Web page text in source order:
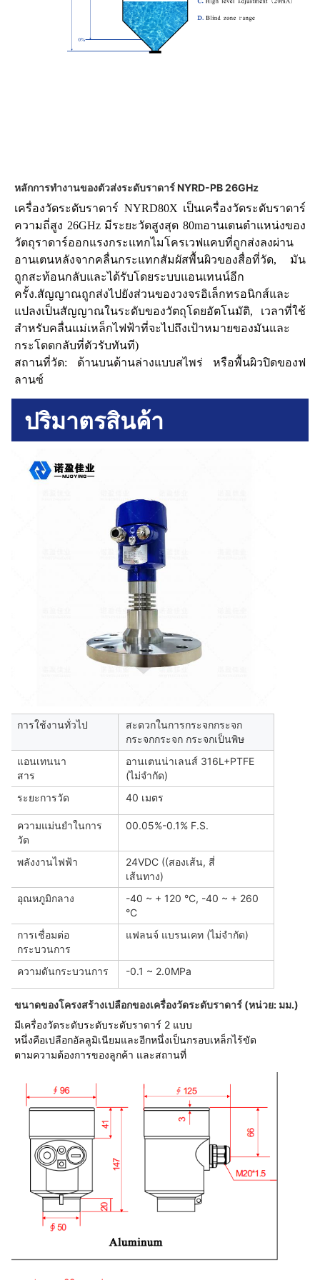
หลักการทํางานของตัวส่งระดับราดาร์ NYRD-PB 26GHz
เครื่องวัดระดับราดาร์ NYRD80X เป็นเครื่องวัดระดับราดาร์
ความถี่สูง 26GHz มีระยะวัดสูงสุด 80mอานเตนตําแหน่งของ
วัตถุราดาร์ออกแรงกระแทกไมโครเวฟแคบที่ถูกส่งลงผ่าน
อานเตนหลังจากคลื่นกระแทกสัมผัสพื้นผิวของสื่อที่วัด, มัน
ถูกสะท้อนกลับและได้รับโดยระบบแอนเทนน์อีก
ครั้ง.สัญญาณถูกส่งไปยังส่วนของวงจรอิเล็กทรอนิกส์และ
แปลงเป็นสัญญาณในระดับของวัตถุโดยอัตโนมัติ, เวลาที่ใช้
สําหรับคลื่นแม่เหล็กไฟฟ้าที่จะไปถึงเป้าหมายของมันและ
กระโดดกลับที่ตัวรับทันที)
สถานที่วัด: ด้านบนด้านล่างแบบสไพร่ หรือพื้นผิวปิดของฟ
ลานซ์
ปริมาตรสินค้า
การใช้งานทั่วไป
สะดวกในการกระจกกระจก
กระจกกระจก กระจกเป็นพิษ
แอนเทนนา
สาร
อานเตนน่าเลนส์ 316L+PTFE
(ไม่จํากัด)
ระยะการวัด
40 เมตร
ความแม่นยําในการ
วัด
00.05%-0.1% F.S.
พลังงานไฟฟ้า
24VDC ((สองเส้น, สี่
เส้นทาง)
อุณหภูมิกลาง
-40 ~ + 120 °C, -40 ~ + 260
°C
การเชื่อมต่อ
กระบวนการ
แฟลนจ์ แบรนเคท (ไม่จํากัด)
ความดันกระบวนการ -0.1 ~ 2.0MPa
ขนาดของโครงสร้างเปลือกของเครื่องวัดระดับราดาร์ (หน่วย: มม.)
มีเครื่องวัดระดับระดับระดับราดาร์ 2 แบบ
หนึ่งคือเปลือกอัลลูมิเนียมและอีกหนึ่งเป็นกรอบเหล็กไร้ขัด
ตามความต้องการของลูกค้า และสถานที่